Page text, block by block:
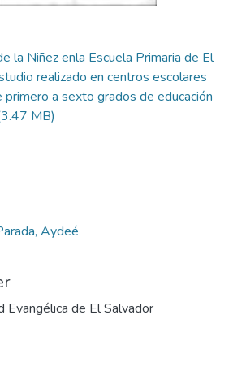
la Niñez enla Escuela Primaria de El
realizado en centros escolares
primero a sexto grados de educación
MB)
Aydeé
Evangélica de El Salvador